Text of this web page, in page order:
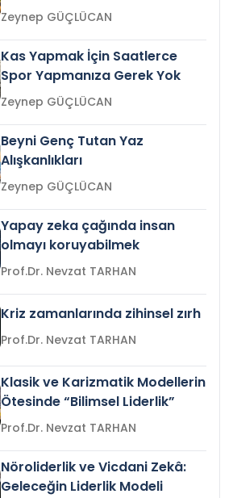
Zeynep GÜÇLÜCAN
Kas Yapmak İçin Saatlerce
Spor Yapmanıza Gerek Yok
Zeynep GÜÇLÜCAN
Beyni Genç Tutan Yaz
Alışkanlıkları
Zeynep GÜÇLÜCAN
Yapay zeka çağında insan
olmayı koruyabilmek
Prof.Dr. Nevzat TARHAN
Kriz zamanlarında zihinsel zırh
Prof.Dr. Nevzat TARHAN
Klasik ve Karizmatik Modellerin
Ötesinde “Bilimsel Liderlik”
Prof.Dr. Nevzat TARHAN
Nöroliderlik ve Vicdani Zekâ:
Geleceğin Liderlik Modeli